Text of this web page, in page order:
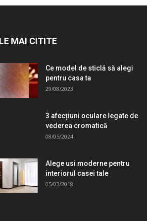
MAI CITITE
Ce model de sticlă să alegi
pentru casa ta
29/08/2023
3 afecțiuni oculare legate de
vederea cromatică
08/05/2024
Alege usi moderne pentru
interiorul casei tale
05/03/2018